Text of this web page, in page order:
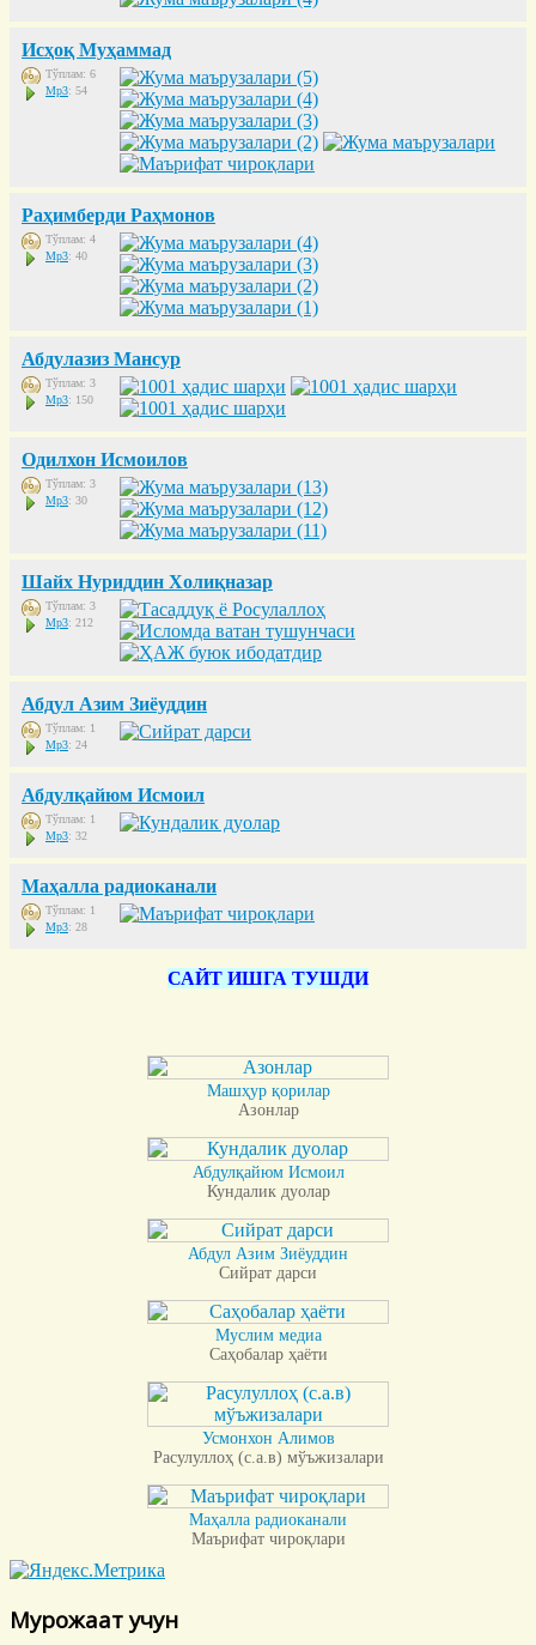
Исҳоқ Муҳаммад
Тўплам: 6
Mp3: 54
Раҳимберди Раҳмонов
Тўплам: 4
Mp3: 40
Абдулазиз Мансур
Тўплам: 3
Mp3: 150
Одилхон Исмоилов
Тўплам: 3
Mp3: 30
Шайх Нуриддин Холиқназар
Тўплам: 3
Mp3: 212
Абдул Азим Зиёуддин
Тўплам: 1
Mp3: 24
Абдулқайюм Исмоил
Тўплам: 1
Mp3: 32
Маҳалла радиоканали
Тўплам: 1
Mp3: 28
САЙТ ИШГА ТУШДИ
Машҳур қорилар
Азонлар
Абдулқайюм Исмоил
Кундалик дуолар
Абдул Азим Зиёуддин
Сийрат дарси
Муслим медиа
Саҳобалар ҳаёти
Усмонхон Алимов
Расулуллоҳ (с.а.в) мўъжизалари
Маҳалла радиоканали
Маърифат чироқлари
Мурожаат учун